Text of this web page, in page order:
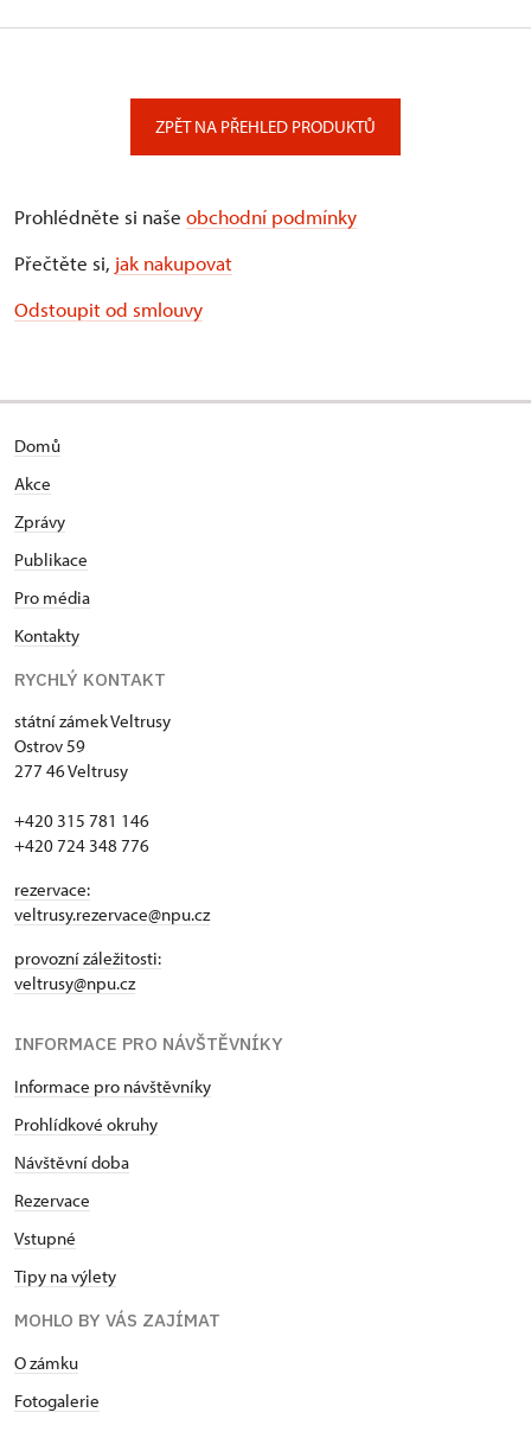
ZPĚT NA PŘEHLED PRODUKTŮ
Prohlédněte si naše obchodní podmínky
Přečtěte si, jak nakupovat
Odstoupit od smlouvy
Domů
Akce
Zprávy
Publikace
Pro média
Kontakty
RYCHLÝ KONTAKT
státní zámek Veltrusy
Ostrov 59
277 46 Veltrusy
+420 315 781 146
+420 724 348 776
rezervace:
veltrusy.rezervace@npu.cz
provozní záležitosti:
veltrusy@npu.cz
INFORMACE PRO NÁVŠTĚVNÍKY
Informace pro návštěvníky
Prohlídkové okruhy
Návštěvní doba
Rezervace
Vstupné
Tipy na výlety
MOHLO BY VÁS ZAJÍMAT
O zámku
Fotogalerie